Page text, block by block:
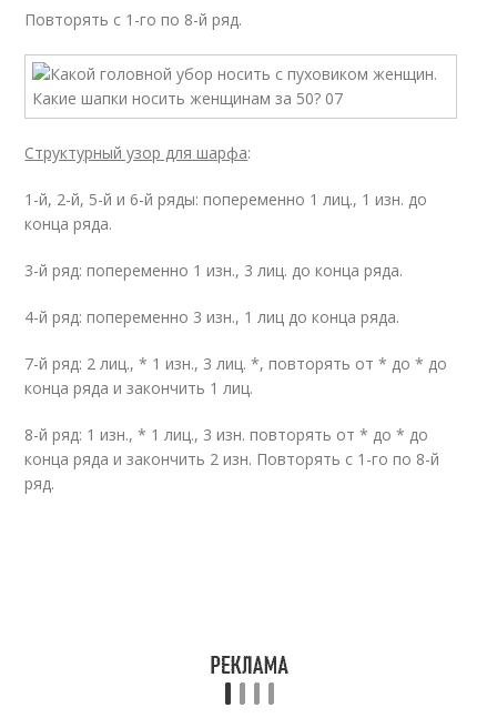
Повторять с 1-го по 8-й ряд.
Структурный узор для шарфа:
1-й, 2-й, 5-й и 6-й ряды: попеременно 1 лиц., 1 изн. до
конца ряда.
3-й ряд: попеременно 1 изн., 3 лиц. до конца ряда.
4-й ряд: попеременно 3 изн., 1 лиц до конца ряда.
7-й ряд: 2 лиц., * 1 изн., 3 лиц. *, повторять от * до * до
конца ряда и закончить 1 лиц.
8-й ряд: 1 изн., * 1 лиц., 3 изн. повторять от * до * до
конца ряда и закончить 2 изн. Повторять с 1-го по 8-й
ряд.